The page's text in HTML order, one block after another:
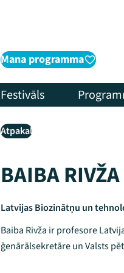
Mana programma
Festivāls
Atpakaļ
BAIBA RIVŽA
Latvijas Biozinātņu un
Baiba Rivža ir profesore
ģenārālsekretāre un Valsts